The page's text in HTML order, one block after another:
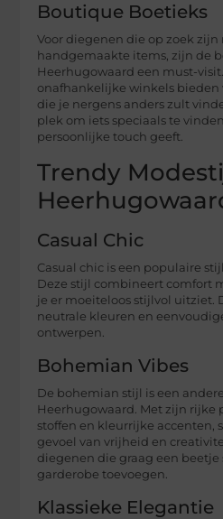
Boutique Boetieks
Voor diegenen die op zoek zijn
handgemaakte items, zijn de
Heerhugowaard een must-
onafhankelijke winkels bieden
die je nergens anders zult
plek om iets speciaals te
persoonlijke touch geeft.
Trendy
Casual Chic
Casual chic is een populaire
Deze stijl combineert comfort
je er moeiteloos stijlvol uitziet.
neutrale kleuren en
ontwerpen.
Bohemian Vibes
De bohemian stijl is een
Heerhugowaard. Met zijn rijke
stoffen en kleurrijke accenten,
gevoel van vrijheid en
diegenen die graag een
garderobe toevoegen.
Klassieke Elegantie